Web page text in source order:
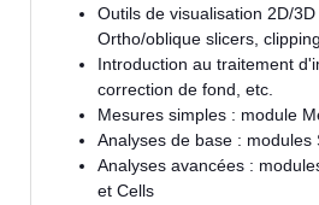
Outils de visualisation 2D/3D
Ortho/oblique slicers,
Introduction au traitement
correction de fond, etc.
Mesures simples : module
Analyses de base : modules
Analyses avancées :
et Cells